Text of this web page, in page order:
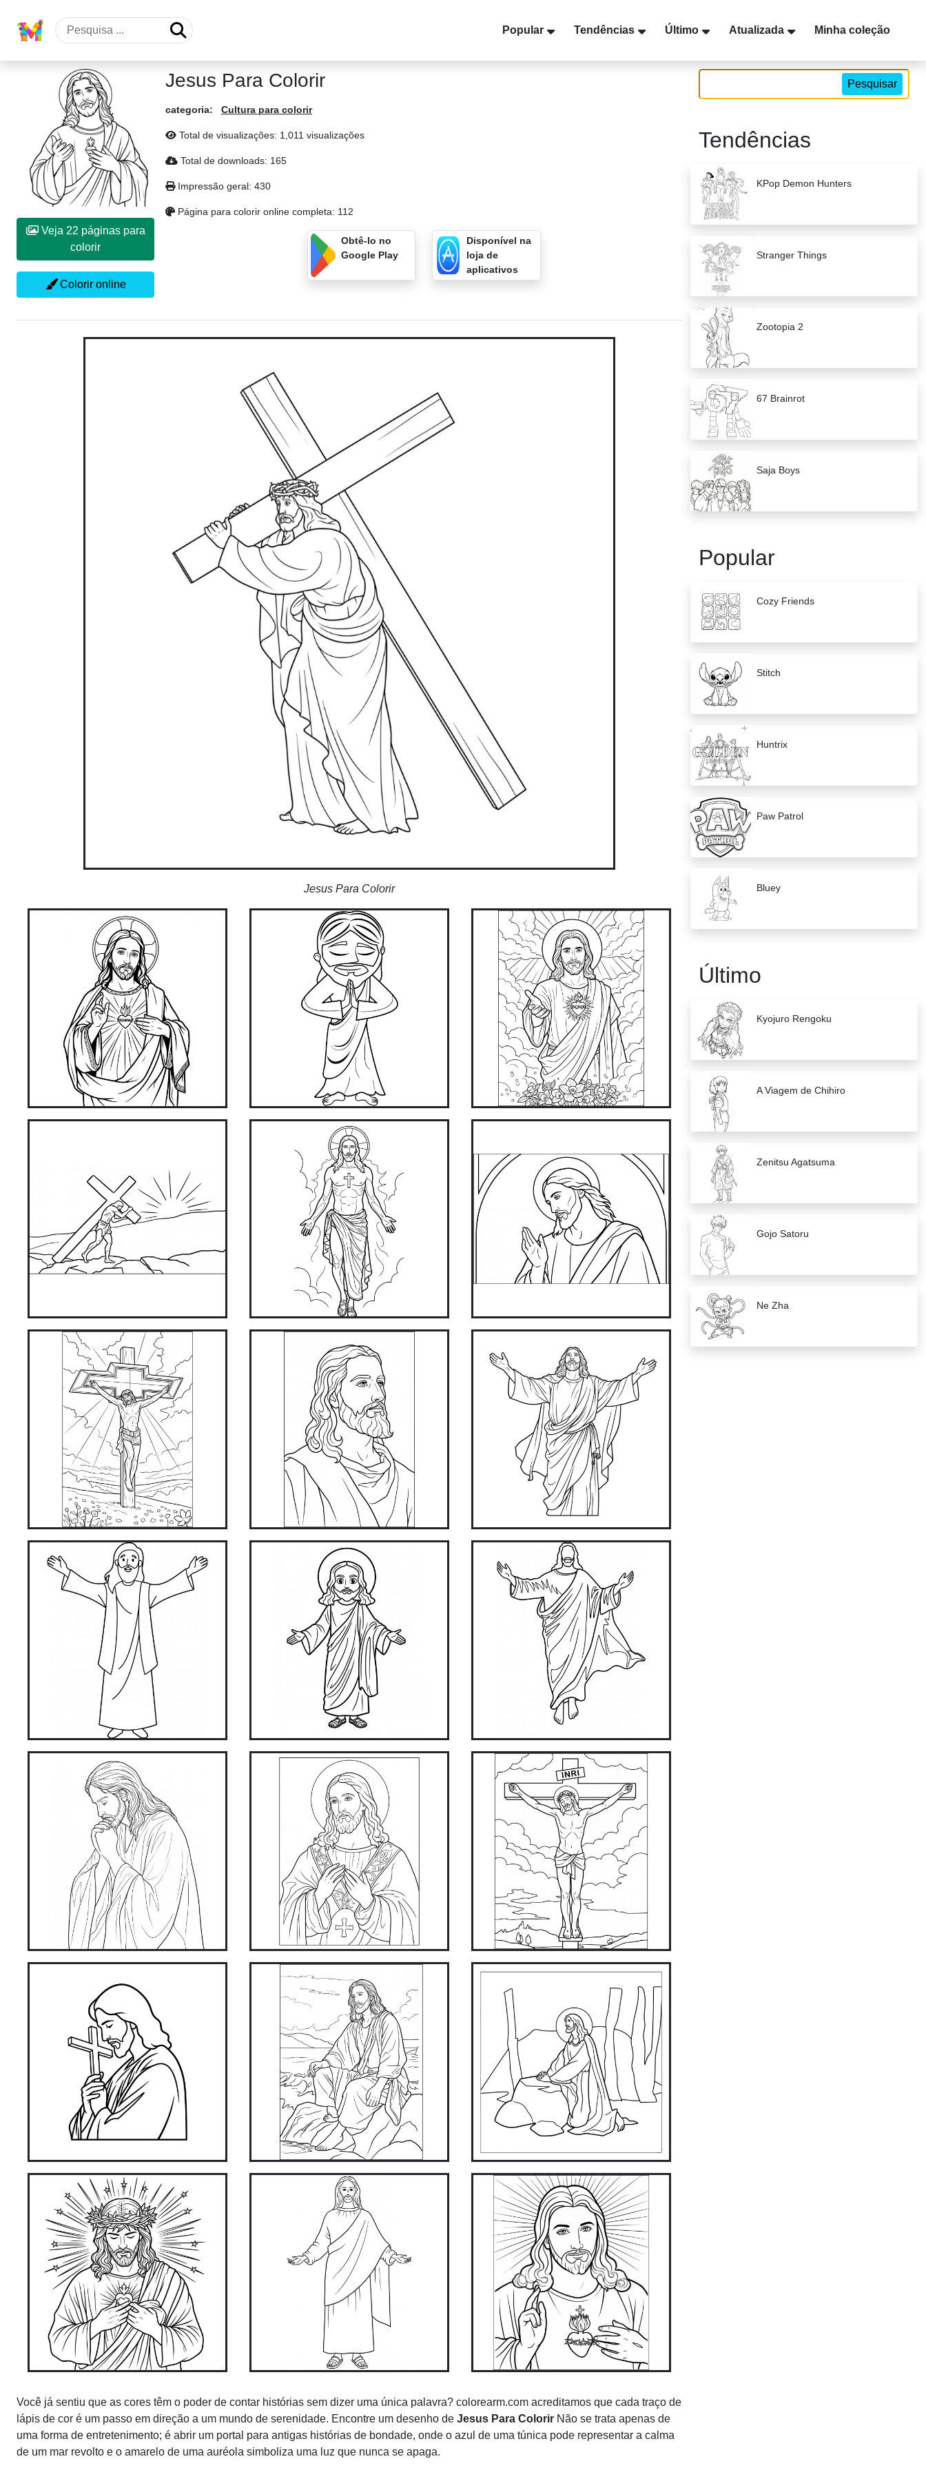
Popular Tendências Último Atualizada Minha coleção
Veja 22 páginas para
colorir
Colorir online
Jesus Para Colorir
categoria: Cultura para colorir
Total de visualizações: 1,011 visualizações
Total de downloads: 165
Impressão geral: 430
Página para colorir online completa: 112
Obtê-lo no
Google Play
Disponível na
loja de
aplicativos
Jesus Para Colorir
Você já sentiu que as cores têm o poder de contar histórias sem dizer uma única palavra? colorearm.com acreditamos que cada traço de
lápis de cor é um passo em direção a um mundo de serenidade. Encontre um desenho de Jesus Para Colorir Não se trata apenas de
uma forma de entretenimento; é abrir um portal para antigas histórias de bondade, onde o azul de uma túnica pode representar a calma
de um mar revolto e o amarelo de uma auréola simboliza uma luz que nunca se apaga.
Pesquisar
Tendências
KPop Demon Hunters
Stranger Things
Zootopia 2
67 Brainrot
Saja Boys
Popular
Cozy Friends
Stitch
Huntrix
Paw Patrol
Bluey
Último
Kyojuro Rengoku
A Viagem de Chihiro
Zenitsu Agatsuma
Gojo Satoru
Ne Zha